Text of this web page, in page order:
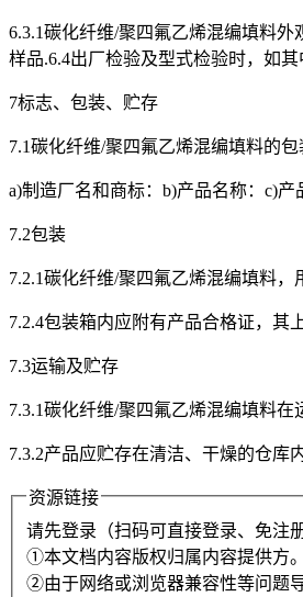
6.3.1碳化纤维/聚四氟乙烯混编填料
样品.6.4出厂检验及型式检验时，如
7标志、包装、贮存
7.1碳化纤维/聚四氟乙烯混编填料的包
a)制造厂名和商标：b)产品名称：c)
7.2包装
7.2.1碳化纤维/聚四氟乙烯混编填料
7.2.4包装箱内应附有产品合格证，其
7.3运输及贮存
7.3.1碳化纤维/聚四氟乙烯混编填料
7.3.2产品应贮存在清洁、干燥的仓库
资源链接
请先登录（扫码可直接登录、免注册
①本文档内容版权归属内容提供方
②由于网络或浏览器兼容性等问题